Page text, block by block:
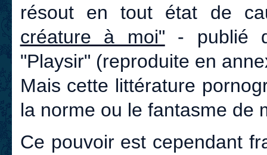
résout en tout état de
créature à moi" - publié
"Playsir" (reproduite en
Mais cette littérature
la norme ou le fantasme de
Ce pouvoir est cependant